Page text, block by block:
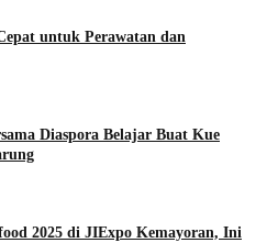
untuk Perawatan dan
Diaspora Belajar Buat Kue
2025 di JIExpo Kemayoran, Ini